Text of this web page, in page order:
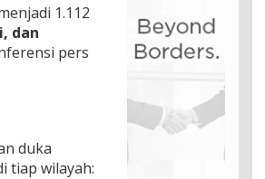
1.112
dan
pers
duka
tiap wilayah: